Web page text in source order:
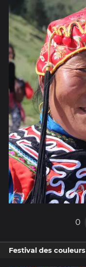
0
Festival des couleurs